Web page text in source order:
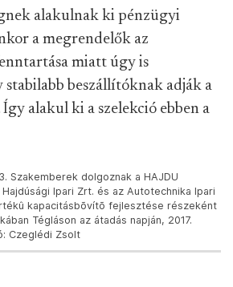
alakulnak ki pénzügyi
a megrendelők az
miatt úgy is
beszállítóknak adják a
alakul ki a szelekció ebben a
Szakemberek dolgoznak a HAJDU
Ipari Zrt. és az Autotechnika Ipari
kapacitásbõvítõ fejlesztése részeként
Tégláson az átadás napján, 2017.
Czeglédi Zsolt